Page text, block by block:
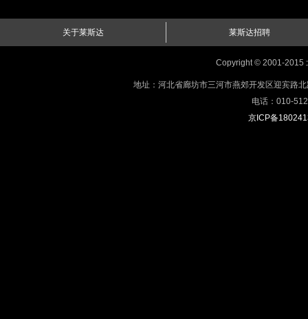
关于莱斯达 莱斯达招聘
Copyright © 2001-2015
地址：河北省廊坊市三河市燕郊开发区迎宾路
电话：010-
京ICP备